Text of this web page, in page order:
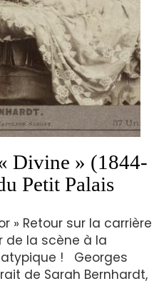
Divine » (1844-
Petit Palais
» Retour sur la carrière
de la scène à la
! Georges
de Sarah Bernhardt,